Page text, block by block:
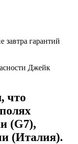
Джейк
что
(G7),
(Италия).